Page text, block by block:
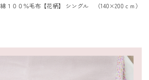
綿１００％毛布【花柄】 シングル （140×200ｃｍ）